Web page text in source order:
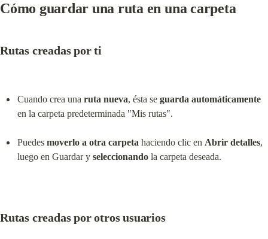
Cómo guardar una ruta en una carpeta
Rutas creadas por ti
Cuando crea una ruta nueva, ésta se guarda automáticamente
en la carpeta predeterminada "Mis rutas".
Puedes moverlo a otra carpeta haciendo clic en Abrir detalles,
luego en Guardar y seleccionando la carpeta deseada.
Rutas creadas por otros usuarios